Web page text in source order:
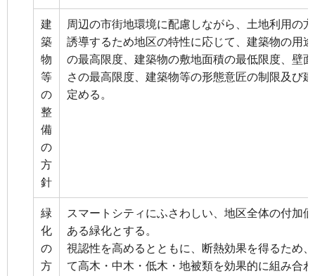
建
築
物
等
の
整
備
の
方
針
周辺の市街地環境に配慮しながら、土地利用の
誘導するため地区の特性に応じて、建築物の用
の最高限度、建築物の敷地面積の最低限度、壁
さの最高限度、建築物等の形態意匠の制限及び
定める。
緑
化
の
方
スマートシティにふさわしい、地区全体の付加
ある緑化とする。
視認性を高めるとともに、断熱効果を得るため
て高木・中木・低木・地被類を効果的に組み合